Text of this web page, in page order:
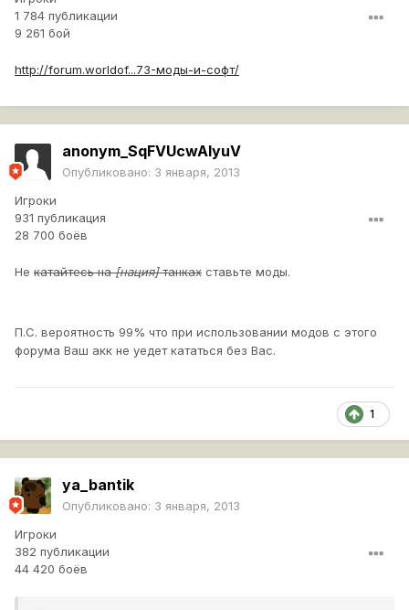
1 784 публикации
9 261 бой
http://forum.worldof...73-моды-и-софт/
anonym_SqFVUcwAlyuV
Опубликовано: 3 января, 2013
Игроки
931 публикация
28 700 боёв
Не катайтесь на[нация]танках ​ ставьте моды.
П.С. вероятность 99% что при использовании модов с этого
форума Ваш акк не уедет кататься без Вас.
1
ya_bantik
Опубликовано: 3 января, 2013
Игроки
382 публикации
44 420 боёв